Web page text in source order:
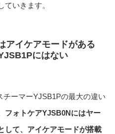
いきます。
アイケアモードがある
にはない
ーマーYJSB1Pの最大の違い
フォトケアYJSB0Nにはヤー
して、アイケアモードが搭載